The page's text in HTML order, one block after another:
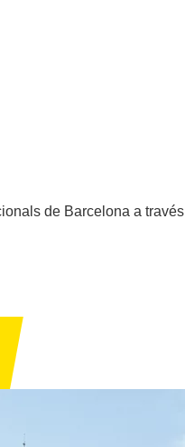
de Barcelona a través